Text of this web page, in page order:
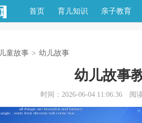
首页 育儿知识 亲子教育
儿童故事 > 幼儿故事
幼儿故事
时间：2026-06-04 11:06:36 阅